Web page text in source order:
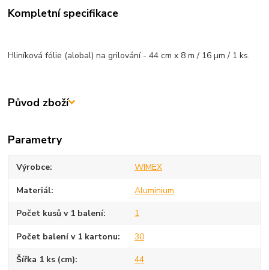
Kompletní specifikace
Hliníková fólie (alobal) na grilování - 44 cm x 8 m / 16 µm / 1 ks.
Původ zboží
Parametry
Výrobce WIMEX
Materiál Aluminium
Počet kusů v 1 balení 1
Počet balení v 1 kartonu 30
Šířka 1 ks (cm) 44